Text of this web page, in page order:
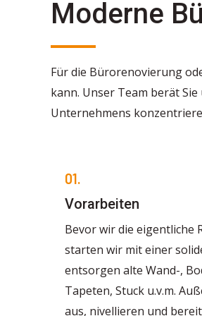
Moderne
Für die Bürorenovierung
kann. Unser Team berät
Unternehmens
01.
Vorarbeiten
Bevor wir die eigentliche
starten wir mit einer
entsorgen alte Wand-,
Tapeten, Stuck u.v.m.
aus, nivellieren und